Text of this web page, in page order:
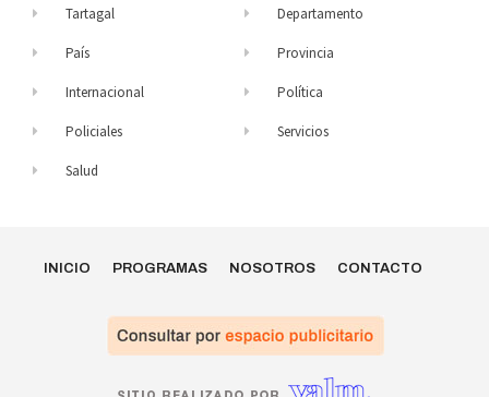
Tartagal
País
Internacional
Policiales
Salud
Departamento
Provincia
Política
Servicios
INICIO PROGRAMAS NOSOTROS CONTACTO